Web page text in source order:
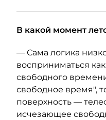
В какой момент
— Сама логика
восприниматься
свободного
свободное время",
поверхность —
исчезающее